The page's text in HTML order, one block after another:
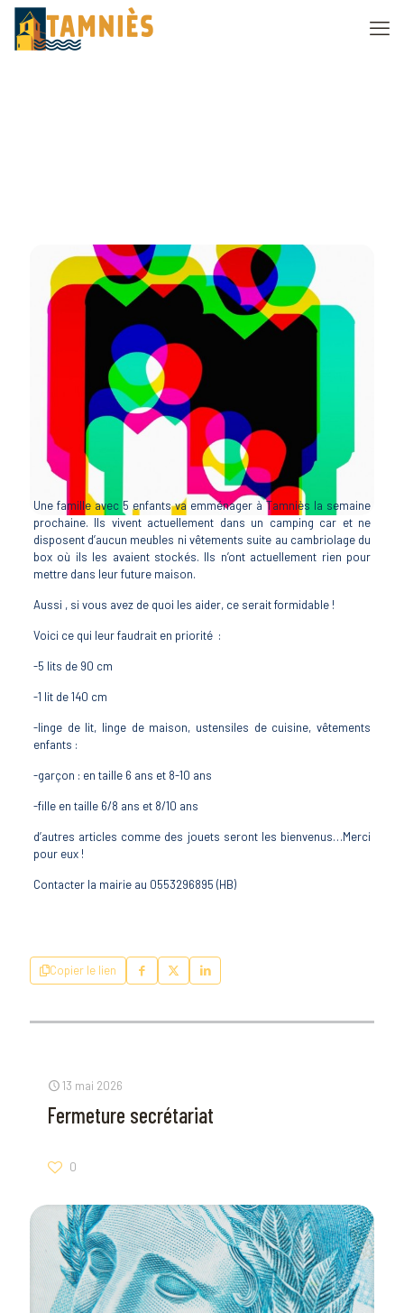
Une famille avec 5 enfants va emménager à Tamniès la semaine
prochaine. Ils vivent actuellement dans un camping car et ne
disposent d’aucun meubles ni vêtements suite au cambriolage du
box où ils les avaient stockés. Ils n’ont actuellement rien pour
mettre dans leur future maison.
Aussi , si vous avez de quoi les aider, ce serait formidable !
Voici ce qui leur faudrait en priorité :
-5 lits de 90 cm
-1 lit de 140 cm
-linge de lit, linge de maison, ustensiles de cuisine, vêtements
enfants :
-garçon : en taille 6 ans et 8-10 ans
-fille en taille 6/8 ans et 8/10 ans
d’autres articles comme des jouets seront les bienvenus…Merci
pour eux !
Contacter la mairie au 0553296895 (HB)
Copier le lien
13 mai 2026
Fermeture secrétariat
0